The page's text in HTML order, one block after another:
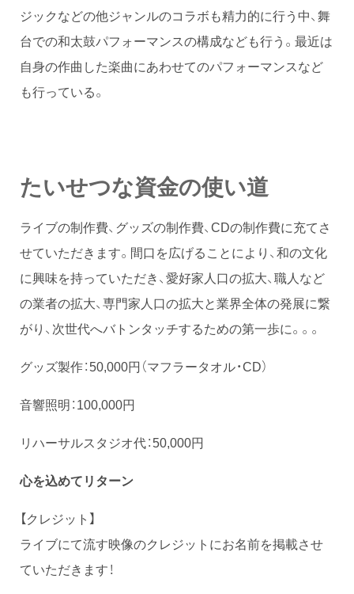
ジックなどの他ジャンルのコラボも精力的に行う中、舞
台での和太鼓パフォーマンスの構成なども行う。最近は
自身の作曲した楽曲にあわせてのパフォーマンスなど
も行っている。
たいせつな資金の使い道
ライブの制作費、グッズの制作費、CDの制作費に充てさ
せていただきます。間口を広げることにより、和の文化
に興味を持っていただき、愛好家人口の拡大、職人など
の業者の拡大、専門家人口の拡大と業界全体の発展に繋
がり、次世代へバトンタッチするための第一歩に。。。
グッズ製作：50,000円（マフラータオル・CD）
音響照明：100,000円
リハーサルスタジオ代：50,000円
心を込めてリターン
【クレジット】
ライブにて流す映像のクレジットにお名前を掲載させ
ていただきます！